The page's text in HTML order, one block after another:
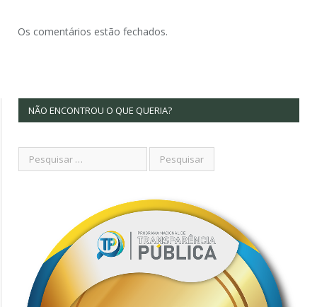
Os comentários estão fechados.
NÃO ENCONTROU O QUE QUERIA?